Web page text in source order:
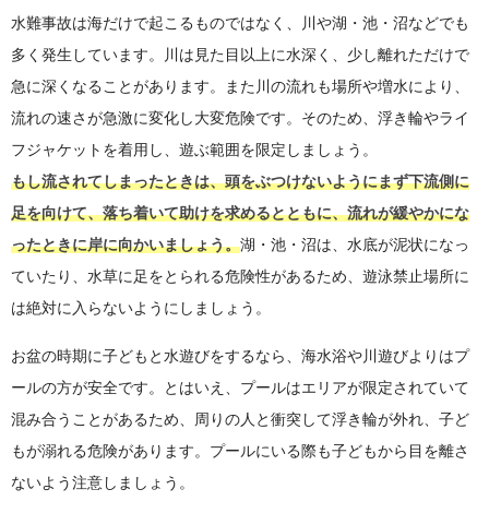
水難事故は海だけで起こるものではなく、川や湖・池・沼などでも
多く発生しています。川は見た目以上に水深く、少し離れただけで
急に深くなることがあります。また川の流れも場所や増水により、
流れの速さが急激に変化し大変危険です。そのため、浮き輪やライ
フジャケットを着用し、遊ぶ範囲を限定しましょう。
もし流されてしまったときは、頭をぶつけないようにまず下流側に
足を向けて、落ち着いて助けを求めるとともに、流れが緩やかにな
ったときに岸に向かいましょう。湖・池・沼は、水底が泥状になっ
ていたり、水草に足をとられる危険性があるため、遊泳禁止場所に
は絶対に入らないようにしましょう。
お盆の時期に子どもと水遊びをするなら、海水浴や川遊びよりはプ
ールの方が安全です。とはいえ、プールはエリアが限定されていて
混み合うことがあるため、周りの人と衝突して浮き輪が外れ、子ど
もが溺れる危険があります。プールにいる際も子どもから目を離さ
ないよう注意しましょう。